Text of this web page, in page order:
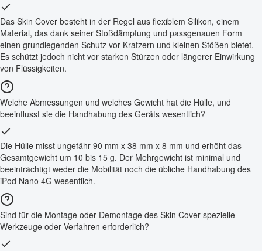
Das Skin Cover besteht in der Regel aus flexiblem Silikon, einem
Material, das dank seiner Stoßdämpfung und passgenauen Form
einen grundlegenden Schutz vor Kratzern und kleinen Stößen bietet.
Es schützt jedoch nicht vor starken Stürzen oder längerer Einwirkung
von Flüssigkeiten.
Welche Abmessungen und welches Gewicht hat die Hülle, und
beeinflusst sie die Handhabung des Geräts wesentlich?
Die Hülle misst ungefähr 90 mm x 38 mm x 8 mm und erhöht das
Gesamtgewicht um 10 bis 15 g. Der Mehrgewicht ist minimal und
beeinträchtigt weder die Mobilität noch die übliche Handhabung des
iPod Nano 4G wesentlich.
Sind für die Montage oder Demontage des Skin Cover spezielle
Werkzeuge oder Verfahren erforderlich?